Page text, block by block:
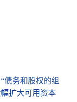
“债务和股权的组
扩大可用资本